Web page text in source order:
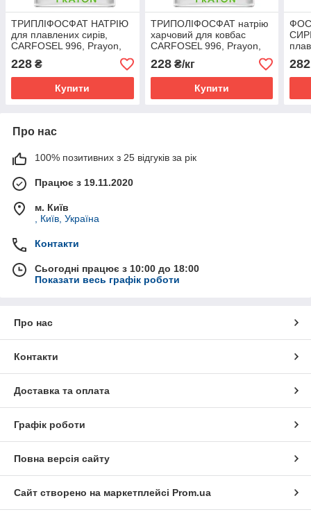
ТРИПЛІФОСФАТ НАТРІЮ
для плавлених сирів,
CARFOSEL 996, Prayon,
Бельгія
228 ₴
Купити
ТРИПОЛІФОСФАТ натрію
харчовий для ковбас
CARFOSEL 996, Prayon,
Бельгія
228₴/кг
Купити
282
Про нас
100% позитивних з 25 відгуків за рік
Працює з 19.11.2020
м. Київ
, Київ, Україна
Контакти
Сьогодні працює з 10:00 до 18:00
Показати весь графік роботи
Про нас
Контакти
Доставка та оплата
Графік роботи
Повна версія сайту
Сайт створено на маркетплейсі Prom.ua